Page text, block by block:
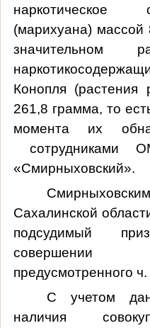
наркотическое
(марихуана) массой
Конопля (растения
261,8 грамма, то
момента их
сотрудниками
«Смирныховский».
Сахалинской
подсудимый
совершении
предусмотренного
С учетом
наличия